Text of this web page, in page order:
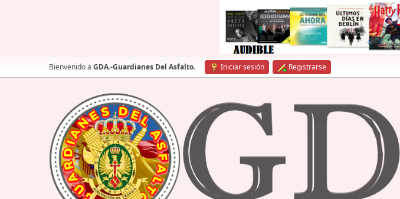
Bienvenido a GDA.-Guardianes Del Asfalto. Iniciar sesión Registrarse